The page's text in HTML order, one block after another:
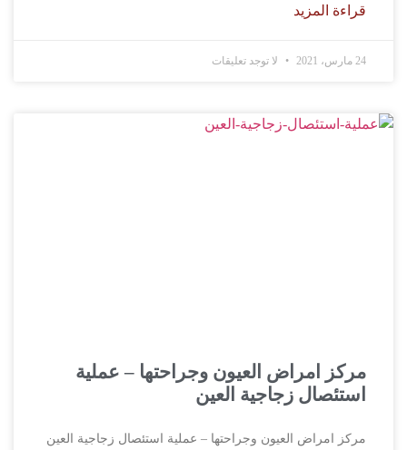
قراءة المزيد
24 مارس، 2021 لا توجد تعليقات
مركز امراض العيون وجراحتها – عملية
استئصال زجاجية العين
مركز امراض العيون وجراحتها – عملية استئصال زجاجية العين